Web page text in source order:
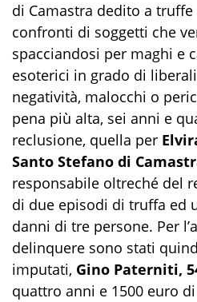
di Camastra dedito a
confronti di soggetti che
spacciandosi per maghi e
esoterici in grado di
negatività, malocchi o
pena più alta, sei anni e
reclusione, quella per
Santo Stefano di
responsabile oltreché del
di due episodi di truffa ed
danni di tre persone. Per
delinquere sono stati
imputati, Gino Paterniti,
quattro anni e 1500 euro